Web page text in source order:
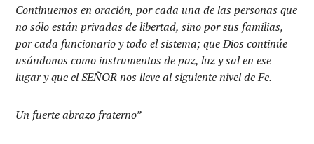
Continuemos en oración, por cada una de las personas que
no sólo están privadas de libertad, sino por sus familias,
por cada funcionario y todo el sistema; que Dios continúe
usándonos como instrumentos de paz, luz y sal en ese
lugar y que el SEÑOR nos lleve al siguiente nivel de Fe.
Un fuerte abrazo fraterno”